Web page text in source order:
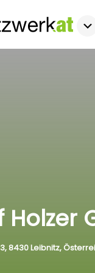
Holzer
8430 Leibnitz,